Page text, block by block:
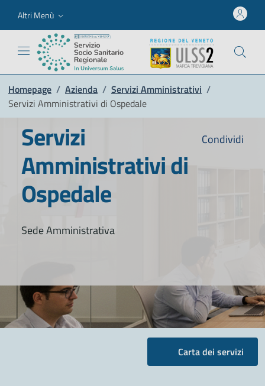
Altri Menù
Homepage / Azienda / Servizi Amministrativi /
Servizi Amministrativi di Ospedale
Condividi
Servizi
Amministrativi di
Ospedale
Sede Amministrativa
Carta dei servizi